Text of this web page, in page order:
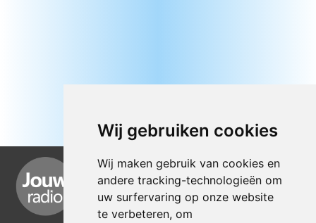
Wij gebruiken cookies
Wij maken gebruik van cookies en
andere tracking-technologieën om
uw surfervaring op onze website
te verbeteren, om